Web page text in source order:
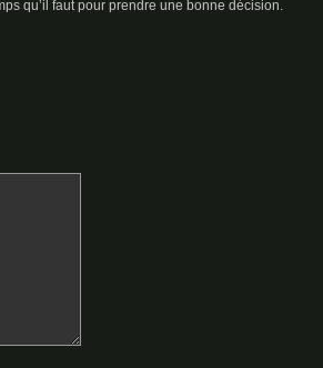
qu’il faut pour prendre une bonne décision.